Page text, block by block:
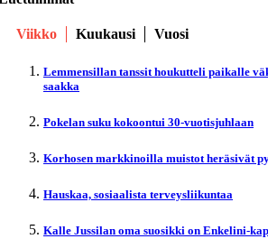
Viikko Kuukausi Vuosi
Lemmensillan tanssit houkutteli paikalle
saakka
Pokelan suku kokoontui 30-vuotisjuhlaan
Korhosen markkinoilla muistot heräsivät
Hauskaa, sosiaalista terveysliikuntaa
Kalle Jussilan oma suosikki on Enkelini-